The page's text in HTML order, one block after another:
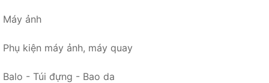
Máy ảnh
Phụ kiện máy ảnh, máy quay
Balo - Túi đựng - Bao da